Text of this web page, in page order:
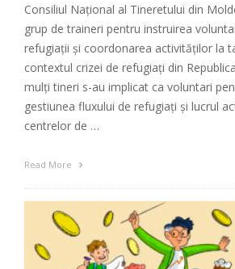
Consiliul Național al Tineretului din
grup de traineri pentru instruirea
refugiații și coordonarea activităților la
contextul crizei de refugiați din
mulți tineri s-au implicat ca voluntari
gestiunea fluxului de refugiați și lucrul
centrelor de …
Read More